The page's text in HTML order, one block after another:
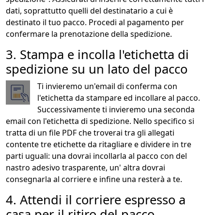
dati, soprattutto quelli del destinatario a cui è
destinato il tuo pacco. Procedi al pagamento per
confermare la prenotazione della spedizione.
3. Stampa e incolla l'etichetta di
spedizione su un lato del pacco
Ti invieremo un'email di conferma con
l'etichetta da stampare ed incollare al pacco.
Successivamente ti invieremo una seconda
email con l'etichetta di spedizione. Nello specifico si
tratta di un file PDF che troverai tra gli allegati
contente tre etichette da ritagliare e dividere in tre
parti uguali: una dovrai incollarla al pacco con del
nastro adesivo trasparente, un' altra dovrai
consegnarla al corriere e infine una resterà a te.
4. Attendi il corriere espresso a